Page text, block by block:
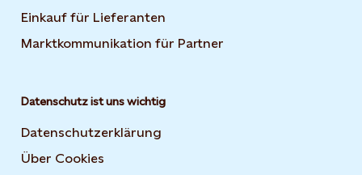
Einkauf für Lieferanten
Marktkommunikation für Partner
Datenschutz ist uns wichtig
Datenschutzerklärung
Über Cookies